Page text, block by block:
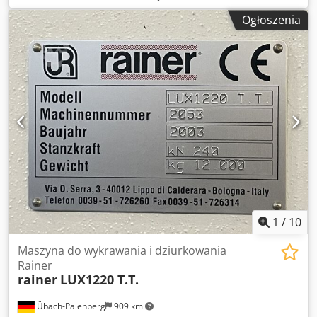
3-osiowa maszyna Euromac ZX INDEX została
wyprodukowana w 2004 roku. Charakteryzuje się
maksymalną siłą wykrawania 300 kN i obszarem roboczym
1250 mm w osi X i 1000 mm w osi Y. Maszyna jest w stanie
przetwarzać stal o grubości do 7 mm. Jeśli szukasz wysokiej
jakości możliwości wykrawania, rozważ wykrawarkę cnc
Euromac ZX INDEX, którą mamy na sprzedaż. Skontaktuj się
z nami, aby uzyskać więcej informacji. Dcsdpfjzcnn Hox Ai
Isk
Ogłoszenia
1 / 10
Übach-Palenberg 909 km
Maszyna do wykrawania i dziurkowania
Rainer
rainer LUX1220 T.T.